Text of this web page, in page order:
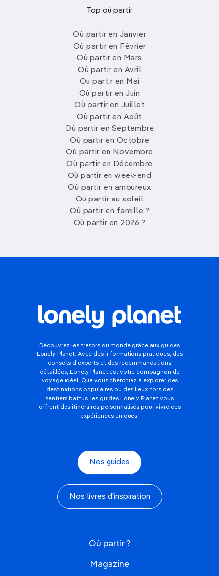
Top où partir
Où partir en Janvier
Où partir en Février
Où partir en Mars
Où partir en Avril
Où partir en Mai
Où partir en Juin
Où partir en Juillet
Où partir en Août
Où partir en Septembre
Où partir en Octobre
Où partir en Novembre
Où partir en Décembre
Où partir en week-end
Où partir en amoureux
Où partir au soleil
Où partir en famille ?
Où partir en 2026 ?
Découvrez les trésors du monde grâce aux guides
Lonely Planet. Avec des informations pratiques, des
conseils d'experts et des recommandations
détaillées, Lonely Planet est votre compagnon de
voyage idéal. Que vous cherchiez à explorer des
destinations populaires ou des lieux hors des
sentiers battus, les guides Lonely Planet vous
offrent des itinéraires personnalisés pour vivre des
expériences uniques.
Nos guides
Nos livres d'inspiration
Où partir ?
Magazine